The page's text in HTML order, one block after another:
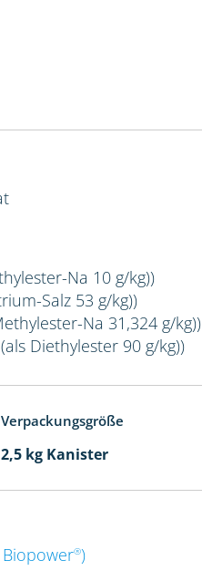
Na 10 g/kg))
Salz 53 g/kg))
Na 31,324 g/kg))
Diethylester 90 g/kg))
Verpackungsgröße
2,5 kg Kanister
Biopower®)